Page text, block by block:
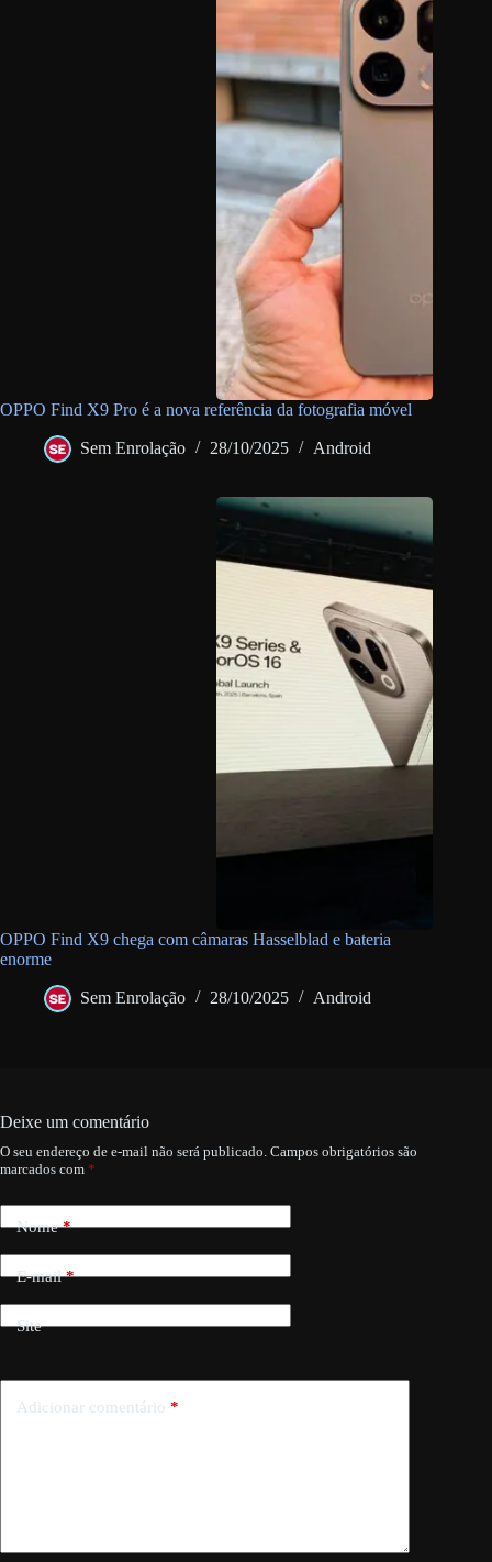
OPPO Find X9 Pro é a nova referência da fotografia móvel
Sem Enrolação 28/10/2025 Android
OPPO Find X9 chega com câmaras Hasselblad e bateria
enorme
Sem Enrolação 28/10/2025 Android
Deixe um comentário
O seu endereço de e-mail não será publicado. Campos obrigatórios são
marcados com *
Nome*
E-mail*
Site
Adicionar comentário *